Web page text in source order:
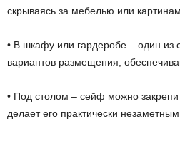
скрываясь за мебелью или
• В шкафу или гардеробе – один из
вариантов размещения,
• Под столом – сейф можно
делает его практически незаметным.